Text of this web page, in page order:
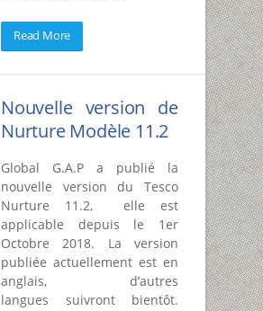
Read More
Nouvelle version de
Nurture Modèle 11.2
Global G.A.P a publié la
nouvelle version du Tesco
Nurture 11.2, elle est
applicable depuis le 1er
Octobre 2018. La version
publiée actuellement est en
anglais, d’autres
langues suivront bientôt.